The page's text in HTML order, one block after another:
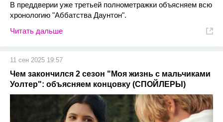
В преддверии уже третьей полнометражки объясняем всю
хронологию "Аббатства Даунтон".
Читать дальше
11 сен 2025 19:57
Чем закончился 2 сезон "Моя жизнь с мальчиками
Уолтер": объясняем концовку (СПОЙЛЕРЫ)